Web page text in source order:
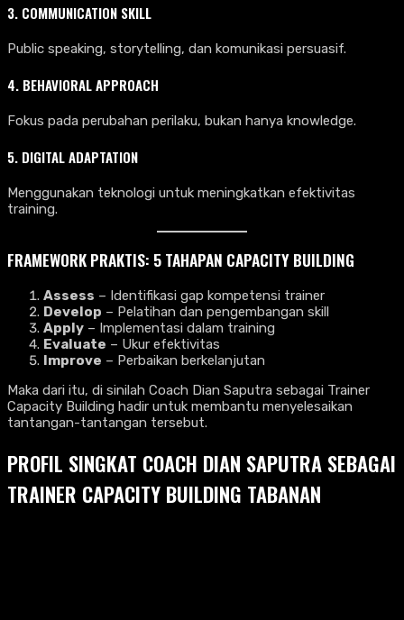
3. COMMUNICATION SKILL
Public speaking, storytelling, dan komunikasi persuasif.
4. BEHAVIORAL APPROACH
Fokus pada perubahan perilaku, bukan hanya knowledge.
5. DIGITAL ADAPTATION
Menggunakan teknologi untuk meningkatkan efektivitas
training.
FRAMEWORK PRAKTIS: 5 TAHAPAN CAPACITY BUILDING
Assess – Identifikasi gap kompetensi trainer
Develop – Pelatihan dan pengembangan skill
Apply – Implementasi dalam training
Evaluate – Ukur efektivitas
Improve – Perbaikan berkelanjutan
Maka dari itu, di sinilah Coach Dian Saputra sebagai Trainer
Capacity Building hadir untuk membantu menyelesaikan
tantangan-tantangan tersebut.
PROFIL SINGKAT COACH DIAN SAPUTRA SEBAGAI
TRAINER CAPACITY BUILDING TABANAN